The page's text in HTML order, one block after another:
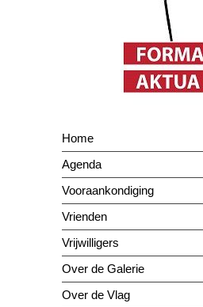
Home
Agenda
Vooraankondiging
Vrienden
Vrijwilligers
Over de Galerie
Over de Vlag